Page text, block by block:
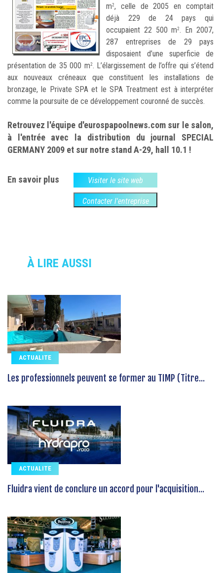
m2, celle de 2005 en comptait
déjà 229 de 24 pays qui
occupaient 22 500 m2. En 2007,
287 entreprises de 29 pays
disposaient d’une superficie de
présentation de 35 000 m2. L’élargissement de l’offre qui s’étend
aux nouveaux créneaux que constituent les installations de
bronzage, le Private SPA et le SPA Treatment est à interpréter
comme la poursuite de ce développement couronné de succès.
Retrouvez l'équipe d'eurospapoolnews.com sur le salon,
à l'entrée avec la distribution du journal SPECIAL
GERMANY 2009 et sur notre stand A-29, hall 10.1 !
En savoir plus Visiter le site web
Contacter l'entreprise
À LIRE AUSSI
ACTUALITE
Les professionnels peuvent se former au TIMP (Titre...
ACTUALITE
Fluidra vient de conclure un accord pour l'acquisition...